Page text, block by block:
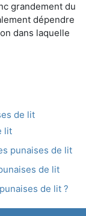
grandement du
dépendre
dans laquelle
de lit
lit
punaises de lit
de lit
de lit ?